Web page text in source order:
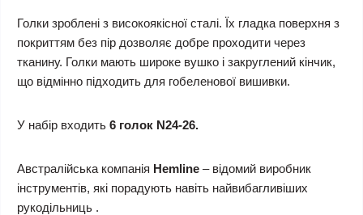
Голки зроблені з високоякісної сталі. Їх гладка поверхня з
покриттям без пір дозволяє добре проходити через
тканину. Голки мають широке вушко і закруглений кінчик,
що відмінно підходить для гобеленової вишивки.
У набір входить 6 голок N24-26.
Австралійська компанія Hemline – відомий виробник
інструментів, які порадують навіть найвибагливіших
рукодільниць .